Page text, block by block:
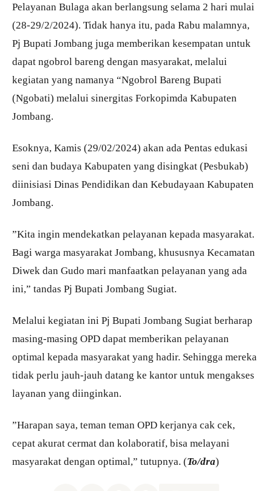
Pelayanan Bulaga akan berlangsung selama 2 hari mulai
(28-29/2/2024). Tidak hanya itu, pada Rabu malamnya,
Pj Bupati Jombang juga memberikan kesempatan untuk
dapat ngobrol bareng dengan masyarakat, melalui
kegiatan yang namanya “Ngobrol Bareng Bupati
(Ngobati) melalui sinergitas Forkopimda Kabupaten
Jombang.
Esoknya, Kamis (29/02/2024) akan ada Pentas edukasi
seni dan budaya Kabupaten yang disingkat (Pesbukab)
diinisiasi Dinas Pendidikan dan Kebudayaan Kabupaten
Jombang.
”Kita ingin mendekatkan pelayanan kepada masyarakat.
Bagi warga masyarakat Jombang, khususnya Kecamatan
Diwek dan Gudo mari manfaatkan pelayanan yang ada
ini,” tandas Pj Bupati Jombang Sugiat.
Melalui kegiatan ini Pj Bupati Jombang Sugiat berharap
masing-masing OPD dapat memberikan pelayanan
optimal kepada masyarakat yang hadir. Sehingga mereka
tidak perlu jauh-jauh datang ke kantor untuk mengakses
layanan yang diinginkan.
”Harapan saya, teman teman OPD kerjanya cak cek,
cepat akurat cermat dan kolaboratif, bisa melayani
masyarakat dengan optimal,” tutupnya. (To/dra)